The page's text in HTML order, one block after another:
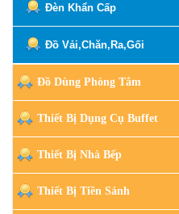
Đèn Khẩn Cấp
Đồ Vải,Chăn,Ra,Gối
Đồ Dùng Phòng Tắm
Thiết Bị Dụng Cụ Buffet
Thiết Bị Nhà Bếp
Thiết Bị Tiền Sảnh